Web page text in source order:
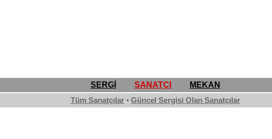
SERGİ SANATÇI
MEKAN
Tüm Sanatçılar • Güncel Sergisi Olan Sanatçılar